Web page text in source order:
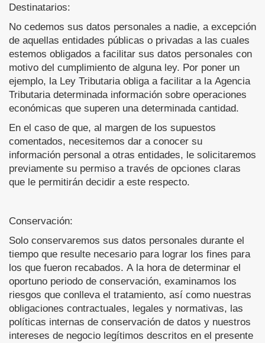
Destinatarios:
No cedemos sus datos personales a nadie, a excepción
de aquellas entidades públicas o privadas a las cuales
estemos obligados a facilitar sus datos personales con
motivo del cumplimiento de alguna ley. Por poner un
ejemplo, la Ley Tributaria obliga a facilitar a la Agencia
Tributaria determinada información sobre operaciones
económicas que superen una determinada cantidad.
En el caso de que, al margen de los supuestos
comentados, necesitemos dar a conocer su
información personal a otras entidades, le solicitaremos
previamente su permiso a través de opciones claras
que le permitirán decidir a este respecto.
Conservación:
Solo conservaremos sus datos personales durante el
tiempo que resulte necesario para lograr los fines para
los que fueron recabados. A la hora de determinar el
oportuno periodo de conservación, examinamos los
riesgos que conlleva el tratamiento, así como nuestras
obligaciones contractuales, legales y normativas, las
políticas internas de conservación de datos y nuestros
intereses de negocio legítimos descritos en el presente